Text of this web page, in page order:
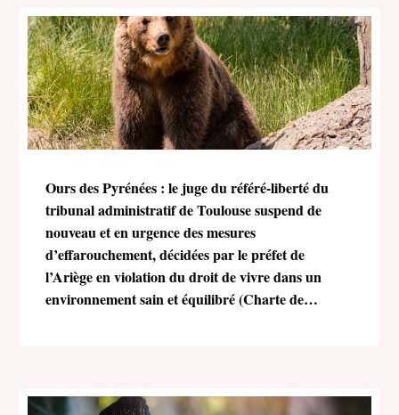
Ours des Pyrénées : le juge du référé-liberté du
tribunal administratif de Toulouse suspend de
nouveau et en urgence des mesures
d’effarouchement, décidées par le préfet de
l’Ariège en violation du droit de vivre dans un
environnement sain et équilibré (Charte de